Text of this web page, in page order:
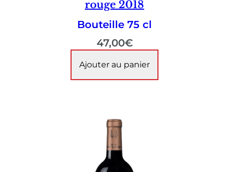
rouge 2018
Bouteille 75 cl
47,00€
Ajouter au panier